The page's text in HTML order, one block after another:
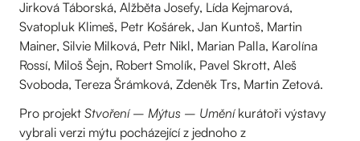
Jirková Táborská, Alžběta Josefy, Lída Kejmarová,
Svatopluk Klimeš, Petr Košárek, Jan Kuntoš, Martin
Mainer, Silvie Milková, Petr Nikl, Marian Palla, Karolína
Rossí, Miloš Šejn, Robert Smolík, Pavel Skrott, Aleš
Svoboda, Tereza Šrámková, Zdeněk Trs, Martin Zetová.
Pro projekt Stvoření – Mýtus – Uměníkurátoři výstavy
vybrali verzi mýtu pocházející z jednoho z